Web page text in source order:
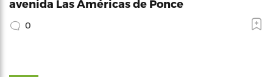
avenida Las Américas de Ponce
0